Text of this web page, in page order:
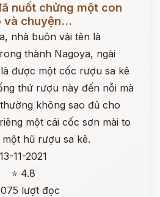
nuốt chửng một con
và chuyện...
nhà buôn vải tên là
thành Nagoya, ngài
được một cốc rượu sa kê
thứ rượu này đến nỗi mà
không sao đủ cho
một cái cốc sơn mài to
hũ rượu sa kê.
13-11-2021
⭐ 4.8
lượt đọc